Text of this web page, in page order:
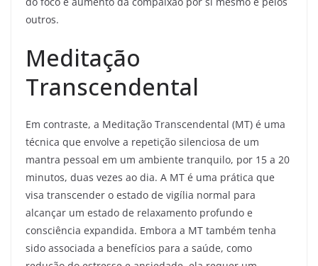
outros.
Meditação
Transcendental
Em contraste, a Meditação Transcendental (MT) é uma
técnica que envolve a repetição silenciosa de um
mantra pessoal em um ambiente tranquilo, por 15 a 20
minutos, duas vezes ao dia. A MT é uma prática que
visa transcender o estado de vigília normal para
alcançar um estado de relaxamento profundo e
consciência expandida. Embora a MT também tenha
sido associada a benefícios para a saúde, como